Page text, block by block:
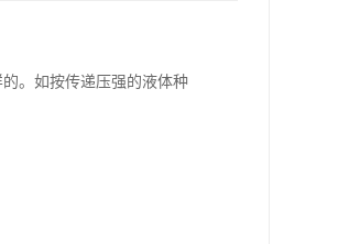
。如按传递压强的液体种